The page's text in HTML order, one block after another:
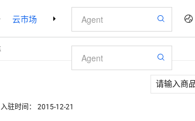
云市场 合作伙伴 支持与服务 了解阿里云
入驻时间： 2015-12-21